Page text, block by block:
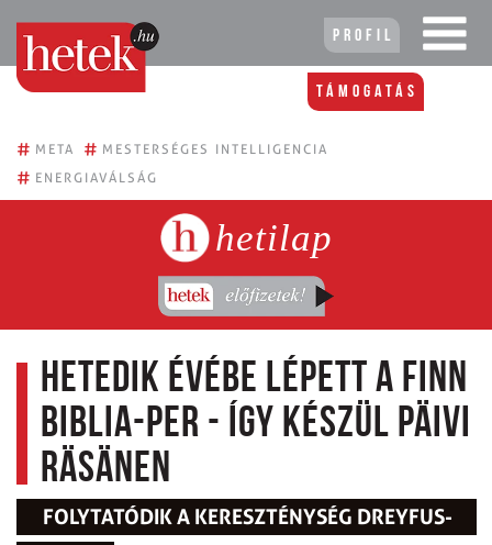
Profil
Támogatás
# META # MESTERSÉGES INTELLIGENCIA
# ENERGIAVÁLSÁG
hetilap
Hetedik évébe lépett a finn
Biblia-per - így készül Päivi
Räsänen
FOLYTATÓDIK A KERESZTÉNYSÉG DREYFUS-